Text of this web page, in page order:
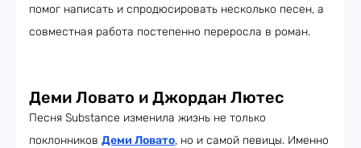
помог написать и спродюсировать несколько песен, а
совместная работа постепенно переросла в роман.
Деми Ловато и Джордан Лютес
Песня Substance изменила жизнь не только
поклонников Деми Ловато, но и самой певицы. Именно